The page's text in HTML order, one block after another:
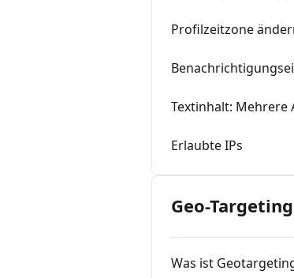
Profilzeitzone
Textinhalt: Mehrere
Erlaubte IPs
Geo-Targeting
Was ist